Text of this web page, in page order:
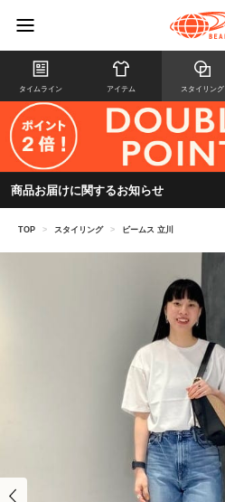
タイムライン アイテム スタイリング
商品お届けに関するお知らせ
TOP > スタイリング > ビームス 立川